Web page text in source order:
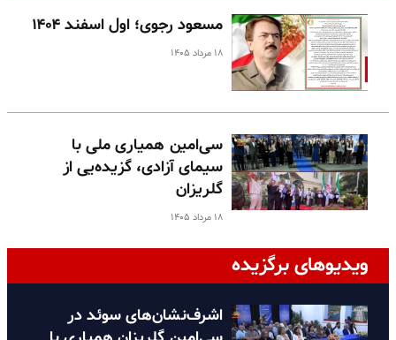
مسعود رجوی؛ اول اسفند ۱۴۰۴
۱۸ مرداد ۱۴۰۵
سی‌امین همیاری ملی با
سیمای آزادی، گزیده‌یی از
گلریزان
۱۸ مرداد ۱۴۰۵
ویدیوهای برگزیده
اشرف‌نشان‌های سوئد در